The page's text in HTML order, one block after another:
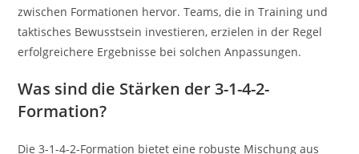
zwischen Formationen hervor. Teams, die in Training und
taktisches Bewusstsein investieren, erzielen in der Regel
erfolgreichere Ergebnisse bei solchen Anpassungen.
Was sind die Stärken der 3-1-4-2-
Formation?
Die 3-1-4-2-Formation bietet eine robuste Mischung aus